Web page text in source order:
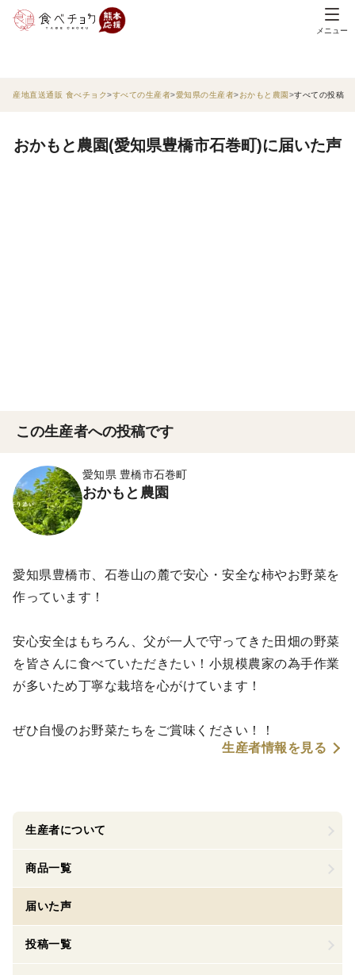
メニュー
産地直送通販 食べチョク すべての生産者 愛知県の生産者 おかもと農園 すべての投稿
おかもと農園(愛知県豊橋市石巻町)に届いた声
この生産者への投稿です
愛知県 豊橋市石巻町
おかもと農園
愛知県豊橋市、石巻山の麓で安心・安全な柿やお野菜を
作っています！
安心安全はもちろん、父が一人で守ってきた田畑の野菜
を皆さんに食べていただきたい！小規模農家の為手作業
が多いため丁寧な栽培を心がけています！
ぜひ自慢のお野菜たちをご賞味ください！！
生産者情報を見る
生産者について
商品一覧
届いた声
投稿一覧